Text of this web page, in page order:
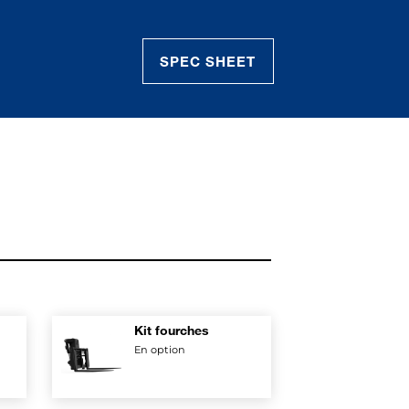
SPEC SHEET
Kit fourches
En option